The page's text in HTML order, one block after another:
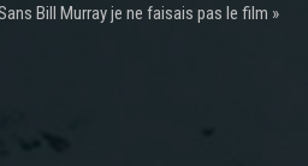
Bill Murray je ne faisais pas le film »